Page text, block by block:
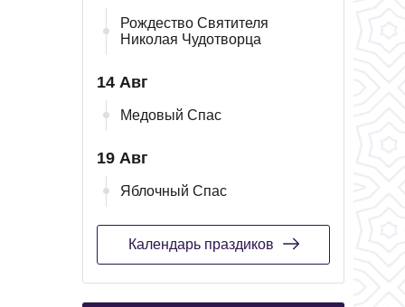
Рождество Святителя
Николая Чудотворца
14 Авг
Медовый Спас
19 Авг
Яблочный Спас
Календарь праздиков